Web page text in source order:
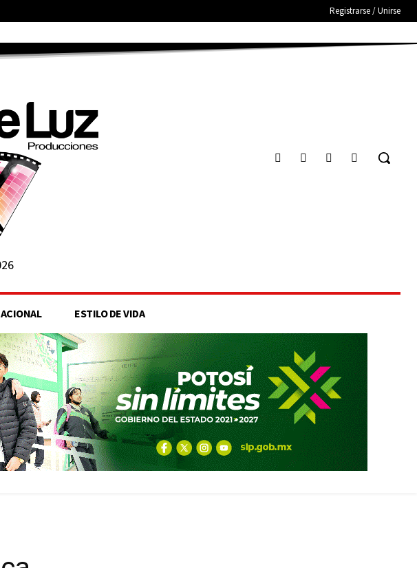
Registrarse / Unirse
ESTILO DE VIDA